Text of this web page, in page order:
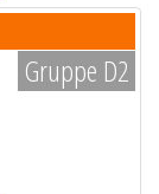
Gruppe D2